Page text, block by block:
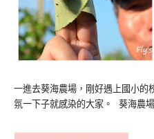
一進去葵海農場，剛好遇上國小的
氛一下子就感染的大家。 葵海農